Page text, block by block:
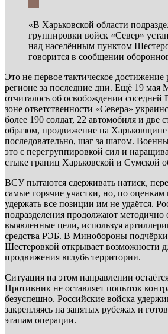
«В Харьковской области
группировки войск «Север»
над населённым пунктом
говорится в сообщении
Это не первое тактическое достижение
регионе за последние дни. Ещё 19 мая
отчиталось об освобождении соседней
зоне ответственности «Севера»
более 190 солдат, 22 автомобиля и
образом, продвижение на Харьковщине
последовательно, шаг за шагом.
это с перегруппировкой сил и
стыке границ Харьковской и Сумской
ВСУ пытаются сдерживать натиск,
самые горячие участки, но, по оценкам
удержать все позиции им не удаётся.
подразделения продолжают методично
выявленные цели, используя
средства РЭБ. В Минобороны
Шестеровкой открывает возможности
продвижения вглубь территории.
Ситуация на этом направлении
Противник не оставляет попыток
безуспешно. Российские войска
закрепляясь на занятых рубежах и
этапам операции.